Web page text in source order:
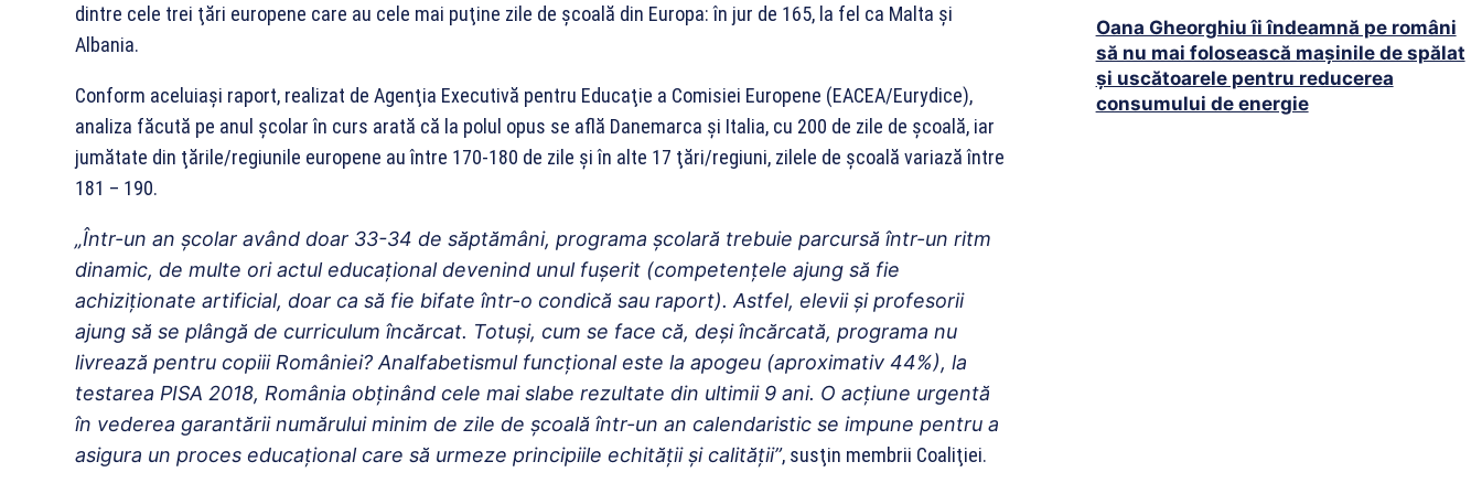
dintre cele trei ţări europene care au cele mai puţine zile de şcoală din Europa: în jur de 165, la fel ca Malta şi
Albania.
Conform aceluiaşi raport, realizat de Agenţia Executivă pentru Educaţie a Comisiei Europene (EACEA/Eurydice),
analiza făcută pe anul şcolar în curs arată că la polul opus se află Danemarca şi Italia, cu 200 de zile de şcoală, iar
jumătate din ţările/regiunile europene au între 170-180 de zile şi în alte 17 ţări/regiuni, zilele de şcoală variază între
181 – 190.
„Într-un an şcolar având doar 33-34 de săptămâni, programa şcolară trebuie parcursă într-un ritm
dinamic, de multe ori actul educaţional devenind unul fuşerit (competenţele ajung să fie
achiziţionate artificial, doar ca să fie bifate într-o condică sau raport). Astfel, elevii şi profesorii
ajung să se plângă de curriculum încărcat. Totuşi, cum se face că, deşi încărcată, programa nu
livrează pentru copiii României? Analfabetismul funcţional este la apogeu (aproximativ 44%), la
testarea PISA 2018, România obţinând cele mai slabe rezultate din ultimii 9 ani. O acţiune urgentă
în vederea garantării numărului minim de zile de şcoală într-un an calendaristic se impune pentru a
asigura un proces educaţional care să urmeze principiile echităţii şi calităţii”, susţin membrii Coaliţiei.
Oana Gheorghiu îi îndeamnă pe români
să nu mai folosească mașinile de spălat
și uscătoarele pentru reducerea
consumului de energie